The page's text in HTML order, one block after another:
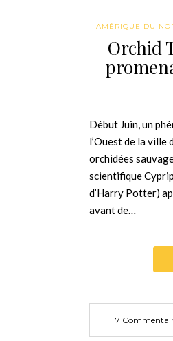
AMÉRIQUE DU
Orchid
Début Juin, un
l’Ouest de la ville
orchidées
scientifique
d’Harry Potter)
avant de…
7